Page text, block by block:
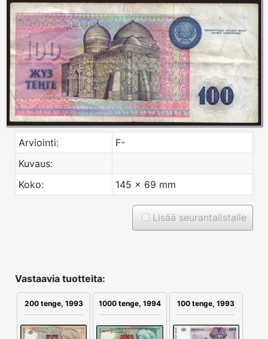
Arviointi:
F-
Kuvaus:
Koko:
145 x 69 mm
Lisää seurantalistalle
Vastaavia tuotteita:
200 tenge, 1993 1000 tenge, 1994 100 tenge, 1993